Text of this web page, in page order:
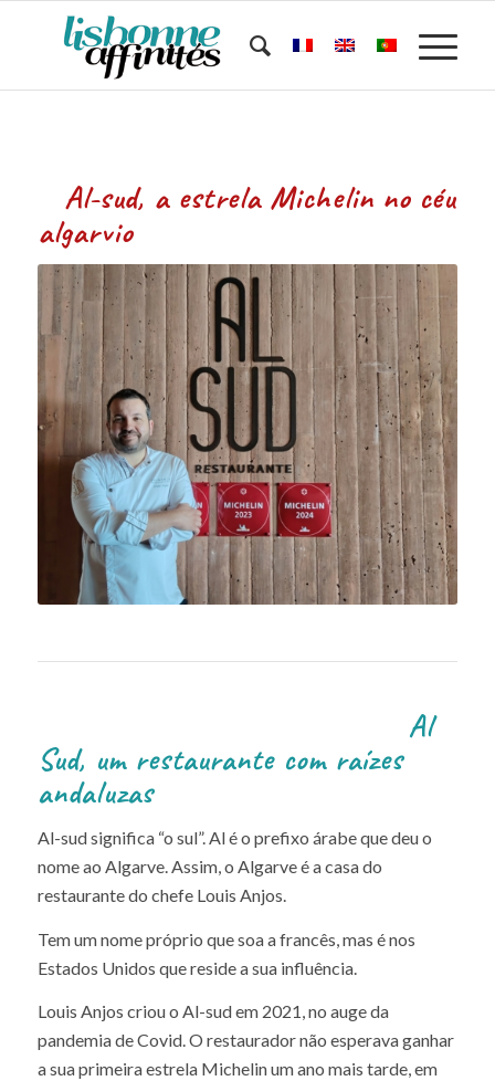
Al-sud, a estrela Michelin no céu
algarvio
Al
Sud, um restaurante com raízes
andaluzas
Al-sud significa “o sul”. Al é o prefixo árabe que deu o
nome ao Algarve. Assim, o Algarve é a casa do
restaurante do chefe Louis Anjos.
Tem um nome próprio que soa a francês, mas é nos
Estados Unidos que reside a sua influência.
Louis Anjos criou o Al-sud em 2021, no auge da
pandemia de Covid. O restaurador não esperava ganhar
a sua primeira estrela Michelin um ano mais tarde, em